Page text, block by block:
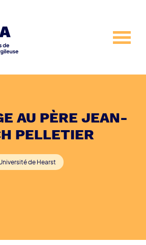
AU PÈRE JEAN-
PELLETIER
de Hearst